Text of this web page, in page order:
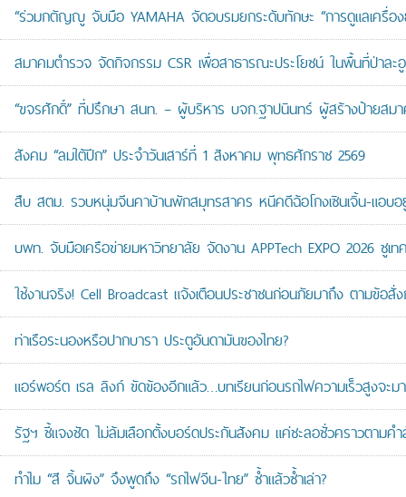
“ร่วมกตัญญู จับมือ YAMAHA จัดอบรมยกระดับทักษะ “การดูแลเครื่อ
สมาคมตำรวจ จัดกิจกรรม CSR เพื่อสาธารณะประโยชน์ ในพื้นที่ป่าละอู
“ขจรศักดิ์” ที่ปรึกษา สนท. – ผู้บริหาร บจก.ฐาปนินทร์ ผู้สร้างป้ายสม
สังคม “ลมใต้ปีก” ประจำวันเสาร์ที่ 1 สิงหาคม พุทธศักราช 2569
สืบ สตม. รวบหนุ่มจีนคาบ้านพักสมุทรสาคร หนีคดีฉ้อโกงเซินเจิ้น-แอบอ
บพท. จับมือเครือข่ายมหาวิทยาลัย จัดงาน APPTech EXPO 2026 ชูเ
ใช้งานจริง! Cell Broadcast แจ้งเตือนประชาชนก่อนภัยมาถึง ตามข้อสั่
ท่าเรือระนองหรือปากบารา ประตูอันดามันของไทย?
แอร์พอร์ต เรล ลิงก์ ขัดข้องอีกแล้ว…บทเรียนก่อนรถไฟความเร็วสูงจะม
รัฐฯ ชี้แจงชัด ไม่ล้มเลือกตั้งบอร์ดประกันสังคม แค่ชะลอชั่วคราวตามค
ทำไม “สี จิ้นผิง” จึงพูดถึง “รถไฟจีน-ไทย” ซ้ำแล้วซ้ำเล่า?